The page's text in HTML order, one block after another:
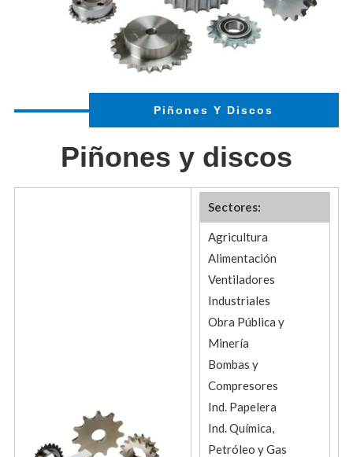
Piñones Y Discos
Piñones y discos
Sectores:
Agricultura
Alimentación
Ventiladores
Industriales
Obra Pública y
Minería
Bombas y
Compresores
Ind. Papelera
Ind. Química,
Petróleo y Gas